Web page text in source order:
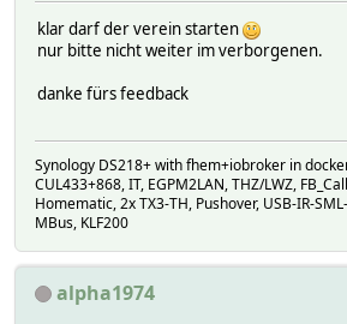
klar darf der verein starten
nur bitte nicht weiter im verborgenen.
danke fürs feedback
Synology DS218+ with fhem+iobroker in
CUL433+868, IT, EGPM2LAN, THZ/LWZ,
Homematic, 2x TX3-TH, Pushover, USB-IR-
MBus, KLF200
alpha1974